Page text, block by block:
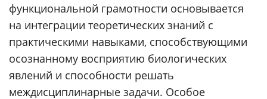
функциональной грамотности основывается
на интеграции теоретических знаний с
практическими навыками, способствующими
осознанному восприятию биологических
явлений и способности решать
междисциплинарные задачи. Особое